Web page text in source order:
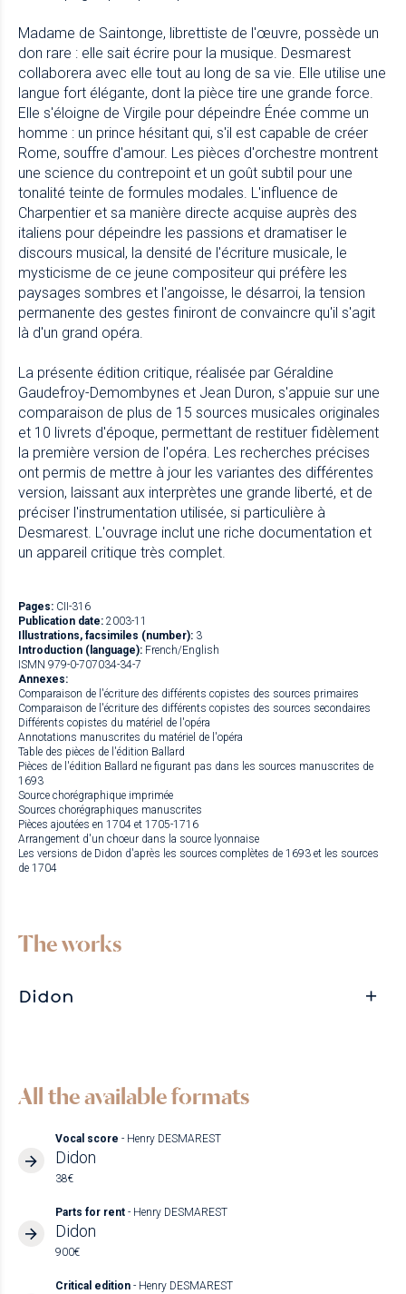
Madame de Saintonge, librettiste de l'œuvre, possède un
don rare : elle sait écrire pour la musique. Desmarest
collaborera avec elle tout au long de sa vie. Elle utilise une
langue fort élégante, dont la pièce tire une grande force.
Elle s'éloigne de Virgile pour dépeindre Énée comme un
homme : un prince hésitant qui, s'il est capable de créer
Rome, souffre d'amour. Les pièces d'orchestre montrent
une science du contrepoint et un goût subtil pour une
tonalité teinte de formules modales. L'influence de
Charpentier et sa manière directe acquise auprès des
italiens pour dépeindre les passions et dramatiser le
discours musical, la densité de l'écriture musicale, le
mysticisme de ce jeune compositeur qui préfère les
paysages sombres et l'angoisse, le désarroi, la tension
permanente des gestes finiront de convaincre qu'il s'agit
là d'un grand opéra.
La présente édition critique, réalisée par Géraldine
Gaudefroy-Demombynes et Jean Duron, s'appuie sur une
comparaison de plus de 15 sources musicales originales
et 10 livrets d'époque, permettant de restituer fidèlement
la première version de l'opéra. Les recherches précises
ont permis de mettre à jour les variantes des différentes
version, laissant aux interprètes une grande liberté, et de
préciser l'instrumentation utilisée, si particulière à
Desmarest. L'ouvrage inclut une riche documentation et
un appareil critique très complet.
Pages: CII-316
Publication date: 2003-11
Illustrations, facsimiles (number): 3
Introduction (language): French/English
ISMN 979-0-707034-34-7
Annexes:
Comparaison de l'écriture des différents copistes des sources primaires
Comparaison de l'écriture des différents copistes des sources secondaires
Différents copistes du matériel de l'opéra
Annotations manuscrites du matériel de l'opéra
Table des pièces de l'édition Ballard
Pièces de l'édition Ballard ne figurant pas dans les sources manuscrites de
1693
Source chorégraphique imprimée
Sources chorégraphiques manuscrites
Pièces ajoutées en 1704 et 1705-1716
Arrangement d'un choeur dans la source lyonnaise
Les versions de Didon d'après les sources complètes de 1693 et les sources
de 1704
The works
Didon
All the available formats
Vocal score - Henry DESMAREST
Didon
38€
Parts for rent - Henry DESMAREST
Didon
900€
Critical edition - Henry DESMAREST